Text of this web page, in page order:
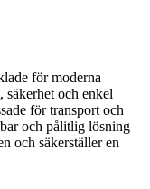
för moderna
säkerhet och enkel
för transport och
och pålitlig lösning
och säkerställer en